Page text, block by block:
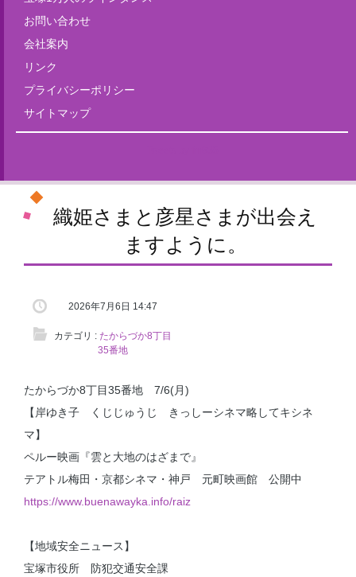
お問い合わせ
会社案内
リンク
プライバシーポリシー
サイトマップ
織姫さまと彦星さまが出会え
ますように。
2026年7月6日 14:47
カテゴリ : たからづか8丁目
35番地
たからづか8丁目35番地 7/6(月)
【岸ゆき子 くじじゅうじ きっしーシネマ略してキシネ
マ】
ペルー映画『雲と大地のはざまで』
テアトル梅田・京都シネマ・神戸 元町映画館 公開中
https://www.buenawayka.info/raiz
【地域安全ニュース】
宝塚市役所 防犯交通安全課